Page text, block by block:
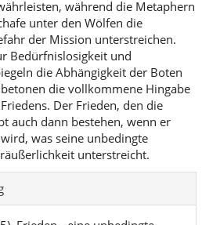
während die Metaphern
unter den Wölfen die
der Mission unterstreichen.
Bedürfnis­losigkeit und
die Abhängigkeit der Boten
die vollkommene Hingabe
Der Frieden, den die
auch dann bestehen, wenn er
was seine unbedingte
unterstreicht.